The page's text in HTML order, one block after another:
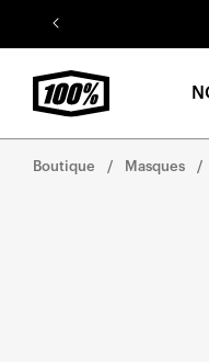
Aller au
contenu
Boutique Masques